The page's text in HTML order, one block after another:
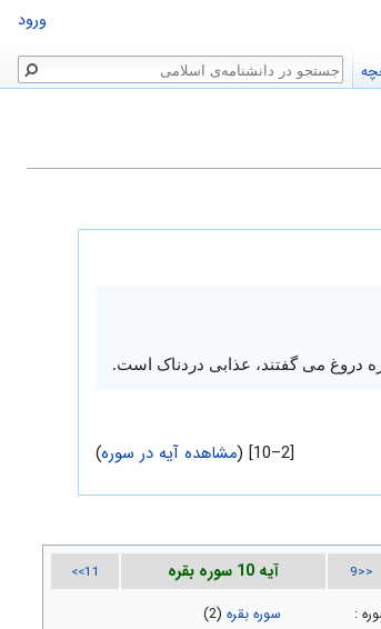
دروغ می گفتند، عذابی دردناک است.
[2–10] ( مشاهده آیه در سوره)
<<9 آیه 10 سوره بقره 11>>
: سوره بقره(2)
ورود
جستجو